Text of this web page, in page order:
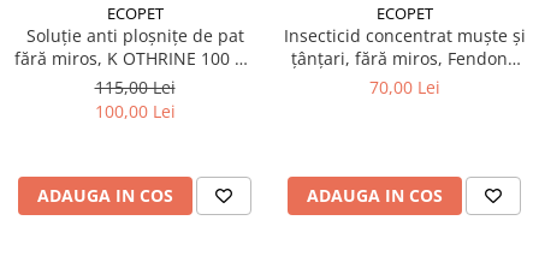
ECOPET
Soluție anti ploșnițe de pat
fără miros, K OTHRINE 100 ml
+ Insecticid concentrat
Cypesect Caps 10 ml, fără
miros, eficient contra
puricilor
115,00 Lei
100,00 Lei
ADAUGA IN COS
ECOPET
Insecticid concentrat muște și
țânțari, fără miros, Fendona
50ml + Insecticid concentrat
puricilor
70,00 Lei
ADAUGA IN COS